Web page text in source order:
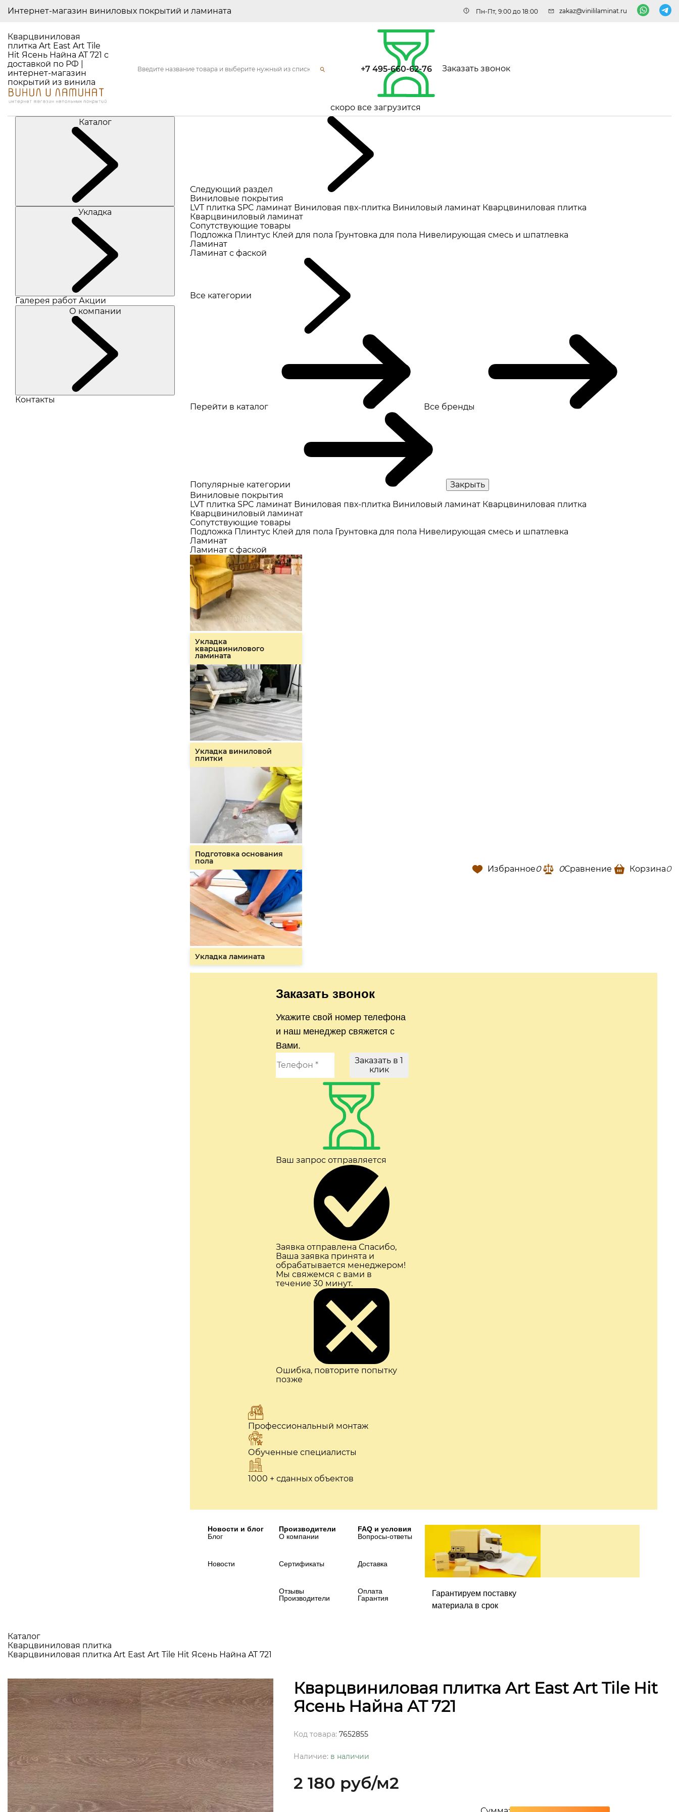
Интернет-магазин виниловых покрытий и ламината Пн-Пт, 9:00 до 18:00 zakaz@vinililaminat.ru
Кварцвиниловая
плитка Art East Art Tile
Hit Ясень Найна AT 721 с
доставкой по РФ |
интернет-магазин
покрытий из винила
скоро все загрузится
+7 495-660-62-76 Заказать звонок
Каталог
Укладка
Галерея работ Акции
О компании
Контакты
Следующий раздел
Виниловые покрытия
LVT плитка SPC ламинат Виниловая пвх-плитка Виниловый ламинат Кварцвиниловая плитка
Кварцвиниловый ламинат
Сопутствующие товары
Подложка Плинтус Клей для пола Грунтовка для пола Нивелирующая смесь и шпатлевка
Ламинат
Ламинат с фаской
Все катeгории
Перейти в каталог Все бренды
Популярные категории
Закрыть
Виниловые покрытия
LVT плитка SPC ламинат Виниловая пвх-плитка Виниловый ламинат Кварцвиниловая плитка
Кварцвиниловый ламинат
Сопутствующие товары
Подложка Плинтус Клей для пола Грунтовка для пола Нивелирующая смесь и шпатлевка
Ламинат
Ламинат с фаской
Укладка
кварцвинилового
ламината
Укладка виниловой
плитки
Подготовка основания
пола
Укладка ламината
Заказать звонок
Укажите свой номер телефона
и наш менеджер свяжется с
Вами.
Заказать в 1
клик
Ваш запрос отправляется
Заявка отправлена Спасибо,
Ваша заявка принята и
обрабатывается менеджером!
Мы свяжемся с вами в
течение 30 минут.
Ошибка, повторите попытку
позже
Профессиональный монтаж
Обученные специалисты
1000 + сданных объектов
Новости и блог
Блог
Новости
Производители
О компании
Сертификаты
Отзывы
Производители
FAQ и условия
Вопросы-ответы
Доставка
Оплата
Гарантия
Гарантируем поставку
материала в срок
Избранное0 0Сравнение Корзина0
Каталог
Кварцвиниловая плитка
Кварцвиниловая плитка Art East Art Tile Hit Ясень Найна AT 721
Кварцвиниловая плитка Art East Art Tile Hit
Ясень Найна AT 721
Код товара: 7652855
Наличие: в наличии
2 180 руб/м2